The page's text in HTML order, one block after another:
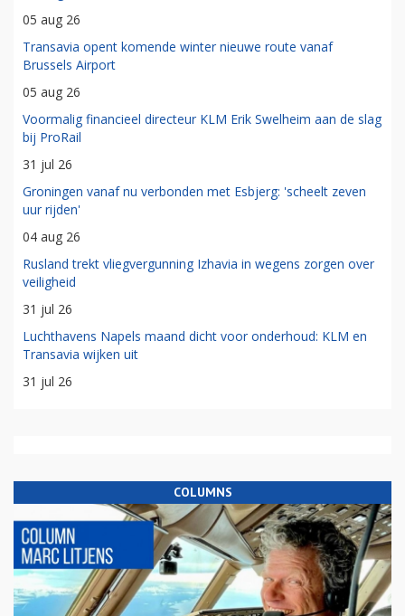
05 aug 26
Transavia opent komende winter nieuwe route vanaf
Brussels Airport
05 aug 26
Voormalig financieel directeur KLM Erik Swelheim aan de slag
bij ProRail
31 jul 26
Groningen vanaf nu verbonden met Esbjerg: 'scheelt zeven
uur rijden'
04 aug 26
Rusland trekt vliegvergunning Izhavia in wegens zorgen over
veiligheid
31 jul 26
Luchthavens Napels maand dicht voor onderhoud: KLM en
Transavia wijken uit
31 jul 26
COLUMNS